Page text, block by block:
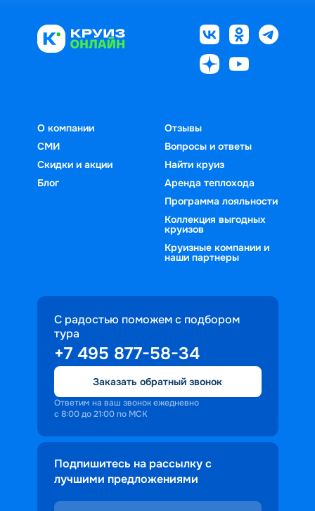
О компании
СМИ
Скидки и акции
Блог
Отзывы
Вопросы и ответы
Найти круиз
Аренда теплохода
Программа лояльности
Коллекция выгодных
круизов
Круизные компании и
наши партнеры
С радостью поможем с подбором
тура
+7 495 877-58-34
Заказать обратный звонок
Ответим на ваш звонок ежедневно
с 8:00 до 21:00 по МСК
Подпишитесь на рассылку с
лучшими предложениями